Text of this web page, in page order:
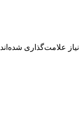
علامت‌گذاری شده‌اند